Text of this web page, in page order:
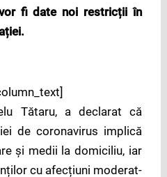
fi date noi restricții în
Tătaru, a declarat că
de coronavirus implică
și medii la domiciliu, iar
cu afecțiuni moderat-